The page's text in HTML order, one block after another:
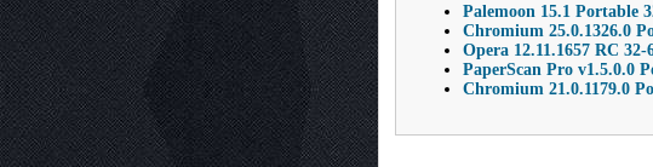
Palemoon 15.1 Portable
Chromium 25.0.1326.0
Opera 12.11.1657 RC
PaperScan Pro v1.5.0.0
Chromium 21.0.1179.0